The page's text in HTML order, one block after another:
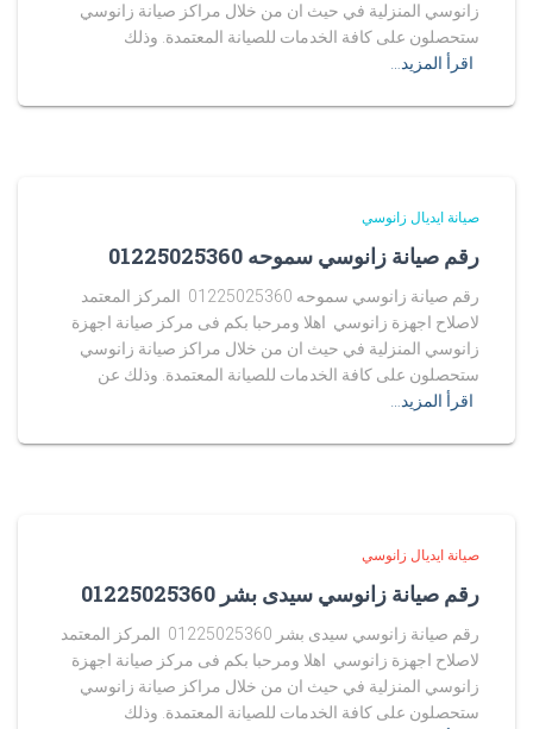
زانوسي المنزلية في حيث ان من خلال مراكز صيانة زانوسي
ستحصلون على كافة الخدمات للصيانة المعتمدة. وذلك
اقرأ المزيد…
صيانة ايديال زانوسي
رقم صيانة زانوسي سموحه 01225025360
رقم صيانة زانوسي سموحه 01225025360 المركز المعتمد
لاصلاح اجهزة زانوسي اهلا ومرحبا بكم فى مركز صيانة اجهزة
زانوسي المنزلية في حيث ان من خلال مراكز صيانة زانوسي
ستحصلون على كافة الخدمات للصيانة المعتمدة. وذلك عن
اقرأ المزيد…
صيانة ايديال زانوسي
رقم صيانة زانوسي سيدى بشر 01225025360
رقم صيانة زانوسي سيدى بشر 01225025360 المركز المعتمد
لاصلاح اجهزة زانوسي اهلا ومرحبا بكم فى مركز صيانة اجهزة
زانوسي المنزلية في حيث ان من خلال مراكز صيانة زانوسي
ستحصلون على كافة الخدمات للصيانة المعتمدة. وذلك